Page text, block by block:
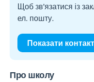
Щоб зв'язатися із
ел. пошту.
Показати
Про школу